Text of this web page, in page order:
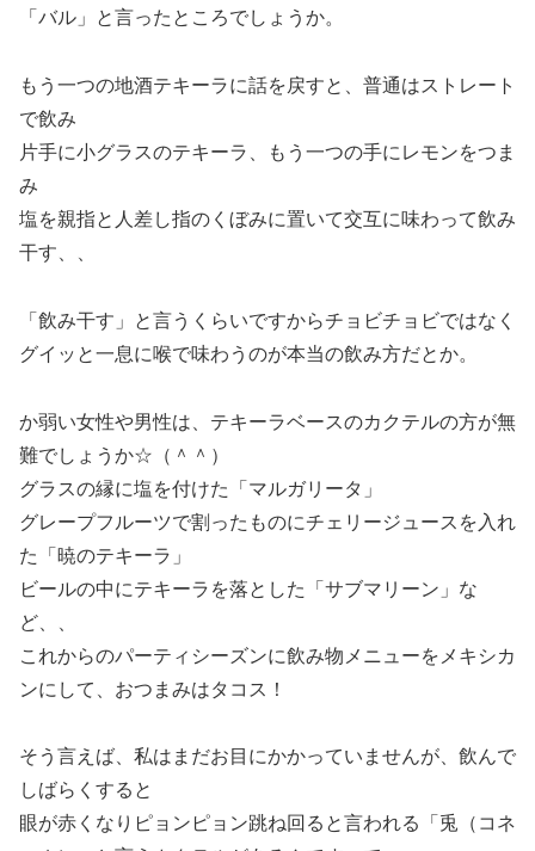
「バル」と言ったところでしょうか。
もう一つの地酒テキーラに話を戻すと、普通はストレート
で飲み
片手に小グラスのテキーラ、もう一つの手にレモンをつま
み
塩を親指と人差し指のくぼみに置いて交互に味わって飲み
干す、、
「飲み干す」と言うくらいですからチョビチョビではなく
グイッと一息に喉で味わうのが本当の飲み方だとか。
か弱い女性や男性は、テキーラベースのカクテルの方が無
難でしょうか☆（＾＾）
グラスの縁に塩を付けた「マルガリータ」
グレープフルーツで割ったものにチェリージュースを入れ
た「暁のテキーラ」
ビールの中にテキーラを落とした「サブマリーン」な
ど、、
これからのパーティシーズンに飲み物メニューをメキシカ
ンにして、おつまみはタコス！
そう言えば、私はまだお目にかかっていませんが、飲んで
しばらくすると
眼が赤くなりピョンピョン跳ね回ると言われる「兎（コネ